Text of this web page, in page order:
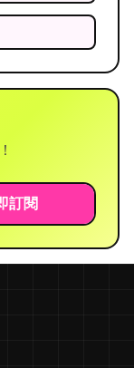
訂閱